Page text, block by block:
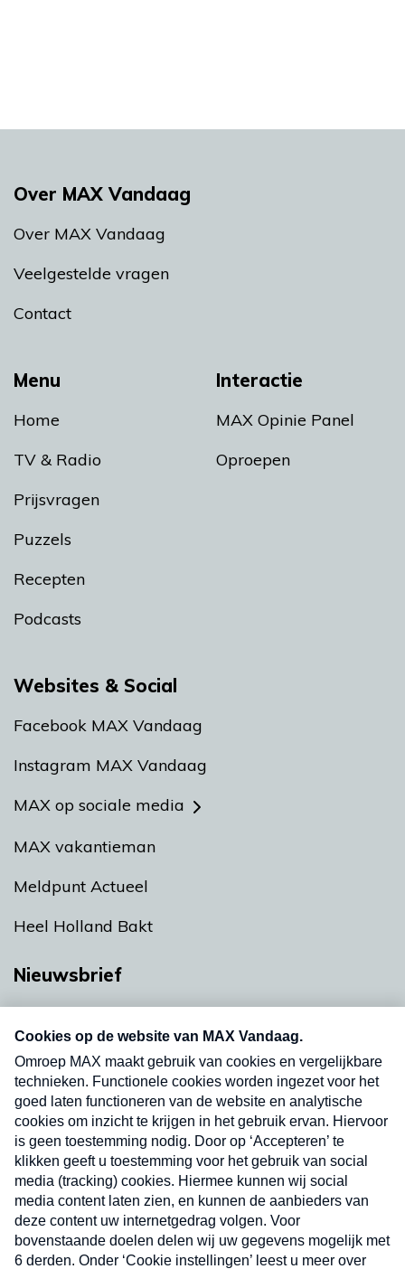
Menu
Home
TV & Radio
Prijsvragen
Puzzels
Recepten
Podcasts
Interactie
MAX Opinie Panel
Oproepen
Over MAX Vandaag
Over MAX Vandaag
Veelgestelde vragen
Contact
Websites & Social
Facebook MAX Vandaag
Instagram MAX Vandaag
MAX op sociale media
MAX vakantieman
Meldpunt Actueel
Heel Holland Bakt
Nieuwsbrief
nieuwsbrief. Elke vrijdag- en dinsdagochtend in
uw mailbox.
Verzend